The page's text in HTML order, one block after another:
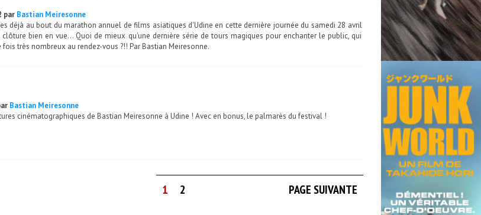
par Bastian Meiresonne
déjà au bout du marathon annuel de films asiatiques d'Udine en cette dernière journée du samedi 28 avril
bien en vue… Quoi de mieux qu'une dernière série de tours magiques pour enchanter le public, qui
très nombreux au rendez-vous ?!! Par Bastian Meiresonne.
Bastian Meiresonne
cinématographiques de Bastian Meiresonne à Udine ! Avec en bonus, le palmarès du festival !
PAGE SUIVANTE
1 2